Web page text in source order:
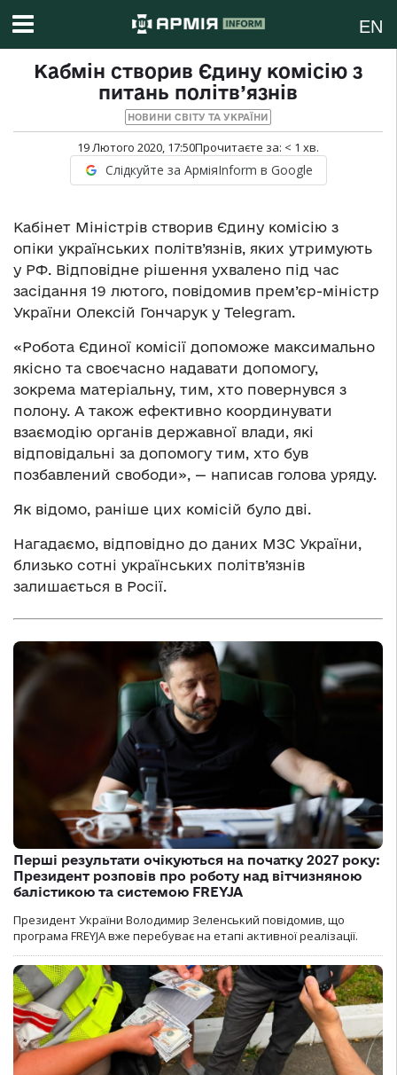
EN
Кабмін створив Єдину комісію з
питань політв’язнів
НОВИНИ СВІТУ ТА УКРАЇНИ
19 Лютого 2020, 17:50Прочитаєте за: < 1 хв.
Слідкуйте за АрміяInform в Google
Кабінет Міністрів створив Єдину комісію з
опіки українських політв’язнів, яких утримують
у РФ. Відповідне рішення ухвалено під час
засідання 19 лютого, повідомив прем’єр-міністр
України Олексій Гончарук у Telegram.
«Робота Єдиної комісії допоможе максимально
якісно та своєчасно надавати допомогу,
зокрема матеріальну, тим, хто повернувся з
полону. А також ефективно координувати
взаємодію органів державної влади, які
відповідальні за допомогу тим, хто був
позбавлений свободи», — написав голова уряду.
Як відомо, раніше цих комісій було дві.
Нагадаємо, відповідно до даних МЗС України,
близько сотні українських політв’язнів
залишається в Росії.
Перші результати очікуються на початку 2027 року:
Президент розповів про роботу над вітчизняною
балістикою та системою FREYJA
Президент України Володимир Зеленський повідомив, що
програма FREYJA вже перебуває на етапі активної реалізації.